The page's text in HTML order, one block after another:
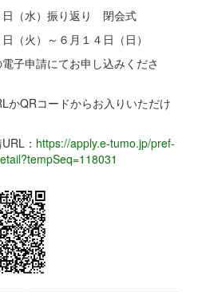
振り返り 閉会式
火）～６月１４日（日）
てお申し込みくださ
ドからお入りいただけ
： https://apply.e-tumo.jp/pref-